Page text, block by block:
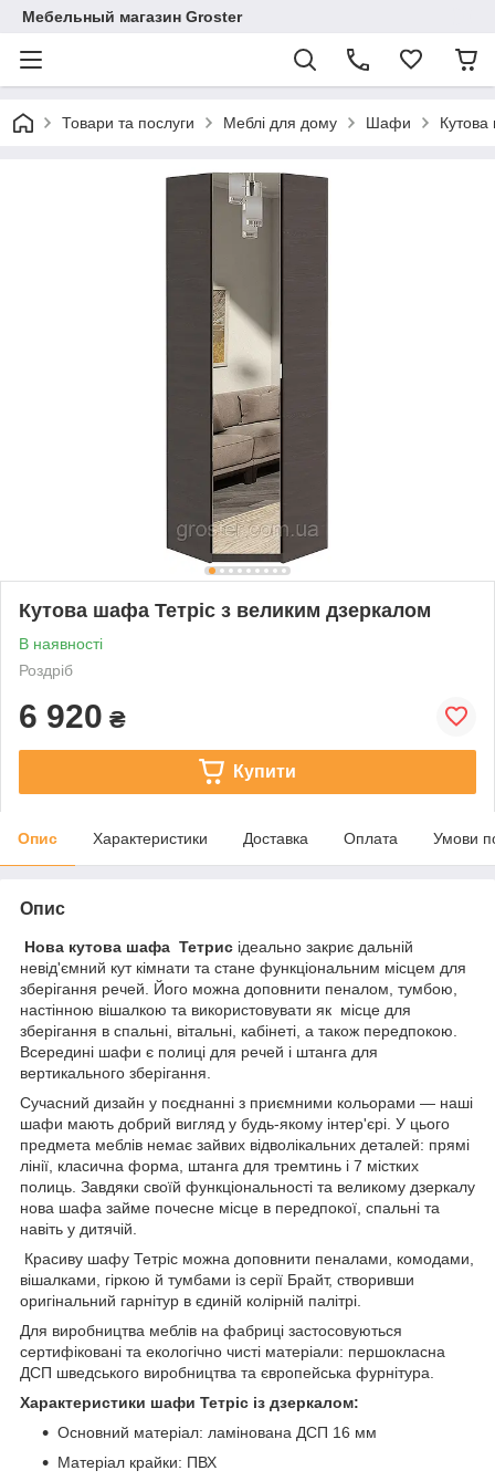
Мебельный магазин Groster
Товари та послуги Меблі для дому Шафи
Кутова шафа Тетріс з великим дзеркалом
В наявності
Роздріб
6 920 ₴
Купити
Опис Характеристики Доставка Оплата Умови
Опис
Нова кутова шафа Тетрис ідеально закриє дальній
невід'ємний кут кімнати та стане функціональним місцем для
зберігання речей. Його можна доповнити пеналом, тумбою,
настінною вішалкою та використовувати як місце для
зберігання в спальні, вітальні, кабінеті, а також передпокою.
Всередині шафи є полиці для речей і штанга для
вертикального зберігання.
Сучасний дизайн у поєднанні з приємними кольорами — наші
шафи мають добрий вигляд у будь-якому інтер'єрі. У цього
предмета меблів немає зайвих відволікальних деталей: прямі
лінії, класична форма, штанга для тремтинь і 7 містких
полиць. Завдяки своїй функціональності та великому дзеркалу
нова шафа займе почесне місце в передпокої, спальні та
навіть у дитячій.
Красиву шафу Тетріс можна доповнити пеналами, комодами,
вішалками, гіркою й тумбами із серії Брайт, створивши
оригінальний гарнітур в єдиній колірній палітрі.
Для виробництва меблів на фабриці застосовуються
сертифіковані та екологічно чисті матеріали: першокласна
ДСП шведського виробництва та європейська фурнітура.
Характеристики шафи Тетріс із дзеркалом:
Основний матеріал: ламінована ДСП 16 мм
Матеріал крайки: ПВХ